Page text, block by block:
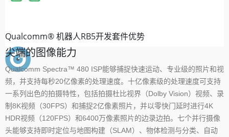
Qualcomm® 机器人RB5开发套件优势
尖端的图像能力
Qualcomm Spectra™ 480 ISP能够捕捉快速运动、专业级的照片和视
频，并支持每秒20亿像素的处理速度。十亿像素级的处理速度可支持
一系列出色的拍摄特性，包括拍摄杜比视界（Dolby Vision）视频、录
制8K视频（30FPS）和捕捉2亿像素照片，并以零快门延时进行4K
HDR视频（120FPS）和6400万像素照片的边录边拍。七个并行摄像
头能够支持即时定位与地图构建（SLAM）、物体检测与分类、自动